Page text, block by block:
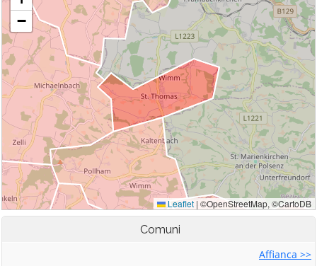
Comuni
Affianca >>